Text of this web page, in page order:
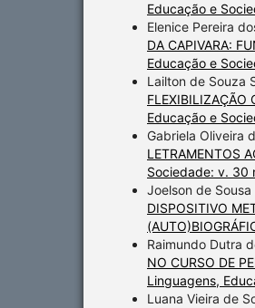
Educação e
Elenice Pereira
DA CAPIVARA:
Educação e
Lailton de Souza
FLEXIBILIZAÇÃO
Educação e
Gabriela Oliveira
LETRAMENTOS
Sociedade: v. 30
Joelson de
DISPOSITIVO
Raimundo Dutra
NO CURSO DE
Linguagens,
Luana Vieira de